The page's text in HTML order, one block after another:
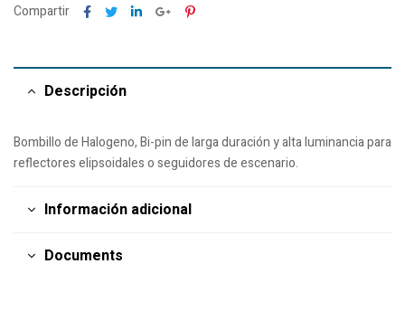
Compartir Facebook
TwitterLinkedinGoogle+Pinterest
Descripción
Bombillo de Halogeno, Bi-pin de larga duración y alta luminancia para
reflectores elipsoidales o seguidores de escenario.
Información adicional
Documents